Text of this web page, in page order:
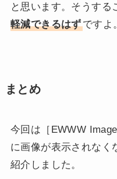
と思います。そうする
軽減できるはずですよ。
まとめ
今回は［EWWW
に画像が表示されなく
紹介しました。